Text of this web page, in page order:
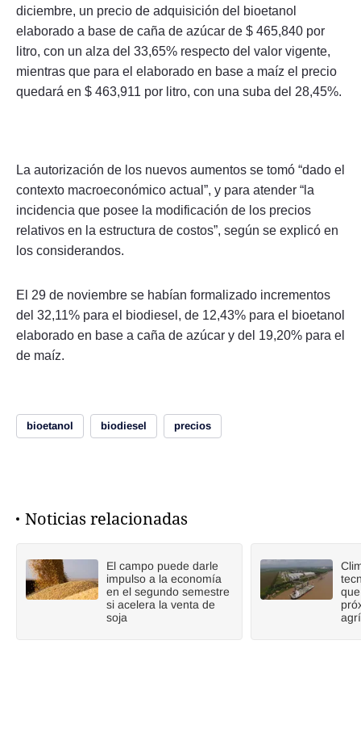
diciembre, un precio de adquisición del bioetanol
elaborado a base de caña de azúcar de $ 465,840 por
litro, con un alza del 33,65% respecto del valor vigente,
mientras que para el elaborado en base a maíz el precio
quedará en $ 463,911 por litro, con una suba del 28,45%.
La autorización de los nuevos aumentos se tomó “dado el
contexto macroeconómico actual”, y para atender “la
incidencia que posee la modificación de los precios
relativos en la estructura de costos”, según se explicó en
los considerandos.
El 29 de noviembre se habían formalizado incrementos
del 32,11% para el biodiesel, de 12,43% para el bioetanol
elaborado en base a caña de azúcar y del 19,20% para el
de maíz.
bioetanol biodiesel precios
Noticias relacionadas
El campo puede darle
impulso a la economía
en el segundo semestre
si acelera la venta de
soja